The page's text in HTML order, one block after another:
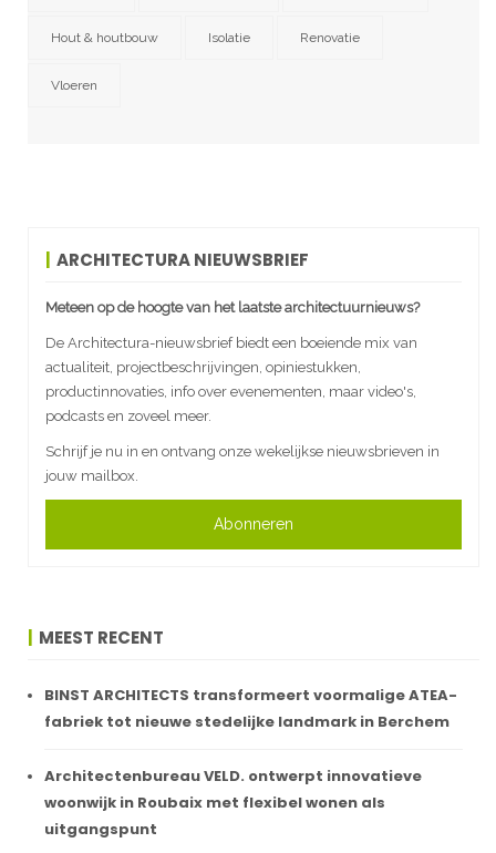
Hout & houtbouw Isolatie Renovatie
Vloeren
ARCHITECTURA NIEUWSBRIEF
Meteen op de hoogte van het laatste architectuurnieuws?
De Architectura-nieuwsbrief biedt een boeiende mix van
actualiteit, projectbeschrijvingen, opiniestukken,
productinnovaties, info over evenementen, maar video's,
podcasts en zoveel meer.
Schrijf je nu in en ontvang onze wekelijkse nieuwsbrieven in
jouw mailbox.
Abonneren
MEEST RECENT
BINST ARCHITECTS transformeert voormalige ATEA-
fabriek tot nieuwe stedelijke landmark in Berchem
Architectenbureau VELD. ontwerpt innovatieve
woonwijk in Roubaix met flexibel wonen als
uitgangspunt